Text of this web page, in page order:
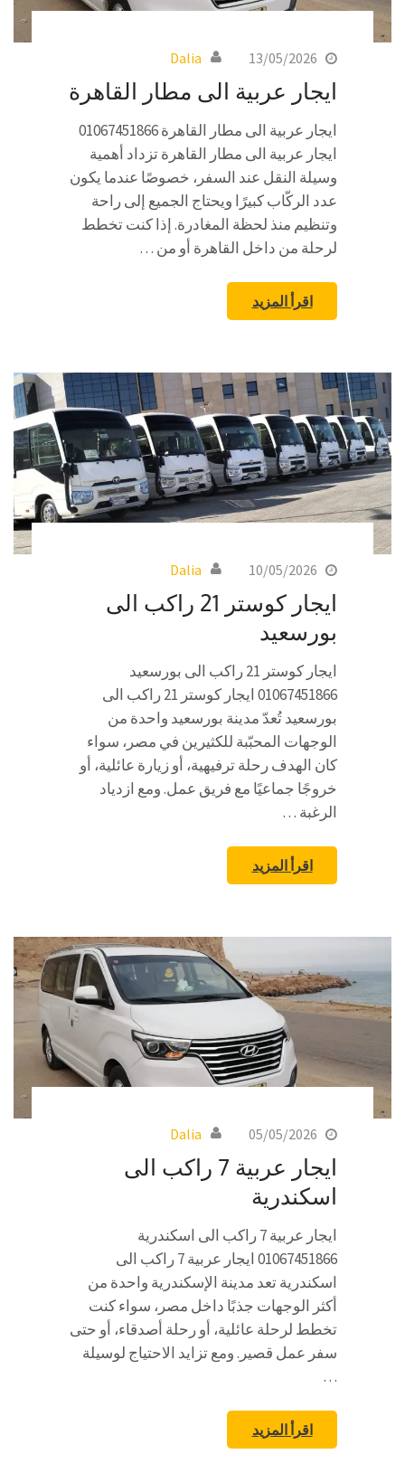
13/05/2026
Dalia
ايجار عربية الى مطار القاهرة
ايجار عربية الى مطار القاهرة 01067451866
ايجار عربية الى مطار القاهرة تزداد أهمية
وسيلة النقل عند السفر، خصوصًا عندما يكون
عدد الركّاب كبيرًا ويحتاج الجميع إلى راحة
وتنظيم منذ لحظة المغادرة. إذا كنت تخطط
لرحلة من داخل القاهرة أو من …
اقرأ المزيد
10/05/2026
Dalia
ايجار كوستر 21 راكب الى
بورسعيد
ايجار كوستر 21 راكب الى بورسعيد
01067451866 ايجار كوستر 21 راكب الى
بورسعيد تُعدّ مدينة بورسعيد واحدة من
الوجهات المحبّبة للكثيرين في مصر، سواء
كان الهدف رحلة ترفيهية، أو زيارة عائلية، أو
خروجًا جماعيًا مع فريق عمل. ومع ازدياد
الرغبة …
اقرأ المزيد
05/05/2026
Dalia
ايجار عربية 7 راكب الى
اسكندرية
ايجار عربية 7 راكب الى اسكندرية
01067451866 ايجار عربية 7 راكب الى
اسكندرية تعد مدينة الإسكندرية واحدة من
أكثر الوجهات جذبًا داخل مصر، سواء كنت
تخطط لرحلة عائلية، أو رحلة أصدقاء، أو حتى
سفر عمل قصير. ومع تزايد الاحتياج لوسيلة
…
اقرأ المزيد